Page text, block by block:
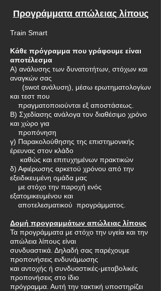
Προγράμματα απώλειας λίπους
Train Smart
Κάθε πρόγραμμα που γράφουμε είναι
αποτέλεσμα
Α) ανάλυσης των δυνατοτήτων, στόχων και
αναγκών σας
(swot ανάλυση), μέσω ερωτηματολογίων
και τεστ που
πραγματοποιούνται εξ αποστάσεως.
Β) Σχεδίασης ανάλογα τον διαθέσιμο χρόνο
και χώρο για
προπόνηση
γ) Παρακολούθησης της επιστημονικής
έρευνας στον κλάδο
καθώς και επιτυχημένων πρακτικών
δ) Αφιέρωσης αρκετού χρόνου από την
εξειδικευμένη ομάδα μας
με στόχο την παροχή ενός
εξατομικευμένου και
αποτελεσματικού προγράμματος.
Δομή προγραμμάτων απώλειας λίπους
Τα προγράμματα με στόχο την υγεία και την
απώλεια λίπους είναι
συνδυαστικά. Δηλαδή σας παρέχουμε
προπονήσεις ενδυνάμωσης
και αντοχής ή συνδυαστικές-μεταβολικές
προπονήσεις στο ίδιο
πρόγραμμα. Αυτή την τακτική υποστηρίζει